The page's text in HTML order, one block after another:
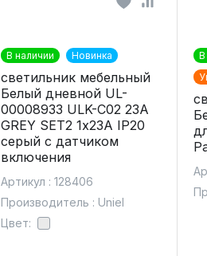
В наличии Новинка
светильник мебельный
Белый дневной UL-
00008933 ULK-C02 23A
GREY SET2 1х23А IP20
серый с датчиком
включения
Артикул : 128406
Производитель : Uniel
Цвет:
В